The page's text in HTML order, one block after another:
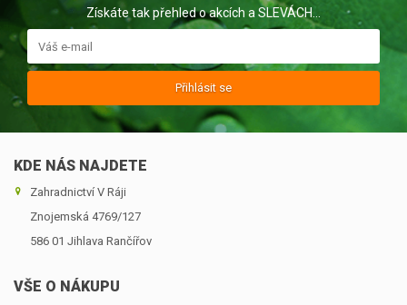
Získáte tak přehled o akcích a SLEVÁCH...
Přihlásit se
KDE NÁS NAJDETE
Zahradnictví V Ráji
Znojemská 4769/127
586 01 Jihlava ­Rančířov
VŠE O NÁKUPU